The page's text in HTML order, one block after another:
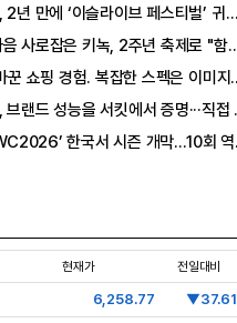
석] 포스코, 트리플 코어 투자
억원 투자 재원 마련 전략
‘이슬라이브 페스티벌’ 귀환…25,000명 규모 대확장
잡은 키녹, 2주년 축제로 "함께하는 즐거움"을 선물하다
경험. 복잡한 스펙은 이미지로, 수백 개 리뷰는 한눈에…
능을 서킷에서 증명···직접 체험하는 고객 참여형 마케팅 확대
한국서 시즌 개막…10회 역사를 이어갈 챔피언은 누가 될까
현재가 전일대비
6,258.77 ▼37.61